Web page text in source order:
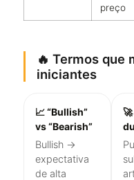
preço
🔥 Termos que
iniciantes
📈 “Bullish”
vs “Bearish”
Bullish →
expectativa
de alta